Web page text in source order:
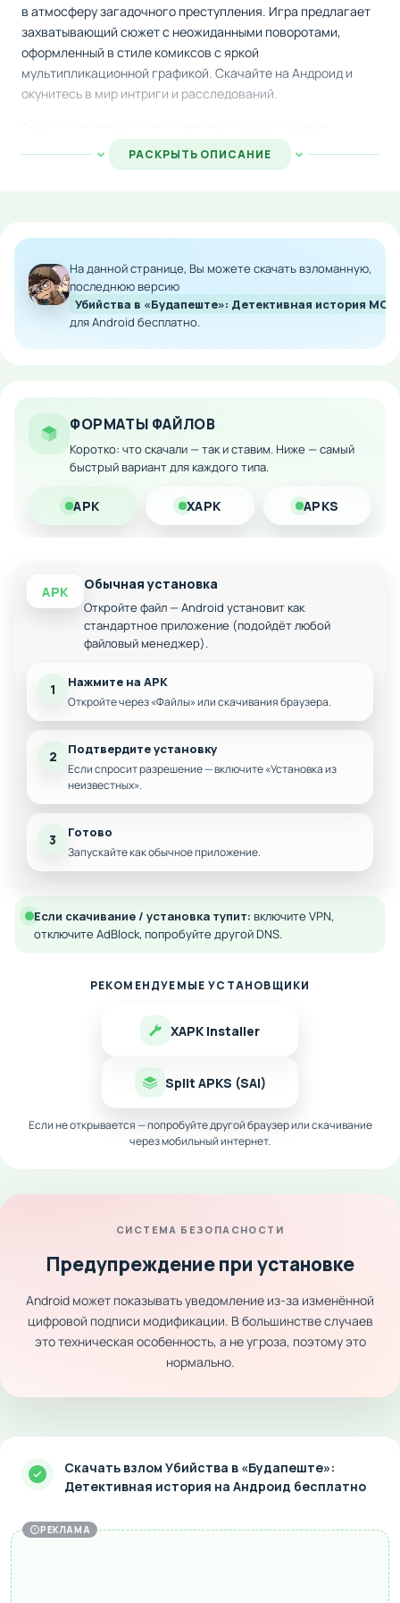
в атмосферу загадочного преступления. Игра предлагает
захватывающий сюжет с неожиданными поворотами,
оформленный в стиле комиксов с яркой
мультипликационной графикой. Скачайте на Андроид и
окунитесь в мир интриги и расследований.
Будапешта, где произошло страшное преступление.
Главный герой Дойл оказывается вынужден остаться в
Каждый выбор имеет значение — взаимодействуйте с
персонажами, собирайте улики и разгадывайте тайны
преступления. Финальная развязка может кардинально
отличаться в зависимости от ваших действий, что
Особенности мода:
Интерактивный детективный сюжет с
множеством ветвлений
Влияние выборов игрока на концовку истории
Атмосферное повествование в жанре
Многовариантные концовки, способные удивить
любого
РАСКРЫТЬ ОПИСАНИЕ
На данной странице, Вы можете скачать взломанную,
последнюю версию
Убийства в «Будапеште»: Детективная история MOD
для Android бесплатно.
ФОРМАТЫ ФАЙЛОВ
Коротко: что скачали — так и ставим. Ниже — самый
быстрый вариант для каждого типа.
APK XAPK APKS
APK Обычная установка
Откройте файл — Android установит как
стандартное приложение (подойдёт любой
файловый менеджер).
1 Нажмите на APK
Откройте через «Файлы» или скачивания браузера.
2 Подтвердите установку
Если спросит разрешение — включите «Установка из
неизвестных».
3 Готово
Запускайте как обычное приложение.
Если скачивание / установка тупит: включите VPN,
отключите AdBlock, попробуйте другой DNS.
РЕКОМЕНДУЕМЫЕ УСТАНОВЩИКИ
XAPK Installer
Split APKS (SAI)
Если не открывается — попробуйте другой браузер или скачивание
через мобильный интернет.
СИСТЕМА БЕЗОПАСНОСТИ
Предупреждение при установке
Android может показывать уведомление из-за изменённой
цифровой подписи модификации. В большинстве случаев
это техническая особенность, а не угроза, поэтому это
нормально.
Скачать взлом Убийства в «Будапеште»:
Детективная история на Андроид бесплатно
РЕКЛАМА